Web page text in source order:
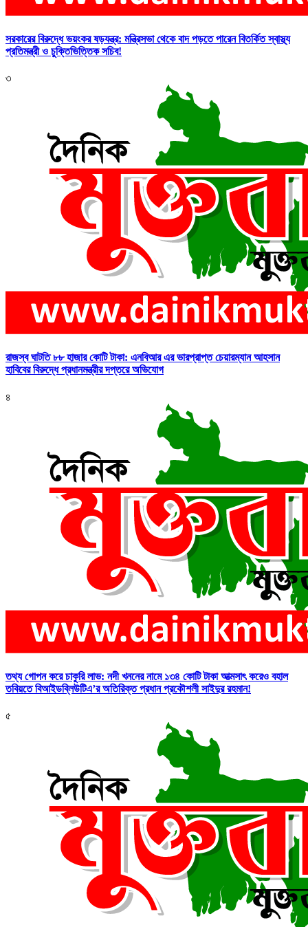
সরকারের বিরুদ্ধে ভয়ংকর ষড়যন্ত্র: মন্ত্রিসভা থেকে বাদ পড়তে পারেন বিতর্কিত স্বাস্থ্য
প্রতিমন্ত্রী ও চুক্তিভিত্তিক সচিব!
৩
রাজস্ব ঘাটতি ৮৮ হাজার কোটি টাকা: এনবিআর এর ভারপ্রাপ্ত চেয়ারম্যান আহসান
হাবিবের বিরুদ্ধে প্রধানমন্ত্রীর দপ্তরে অভিযোগ
৪
তথ্য গোপন করে চাকুরি লাভ: নদী খননের নামে ১৩৪ কোটি টাকা আত্মসাৎ করেও বহাল
তবিয়তে বিআইডব্লিউটিএ’র অতিরিক্ত প্রধান প্রকৌশলী সাইদুর রহমান!
৫